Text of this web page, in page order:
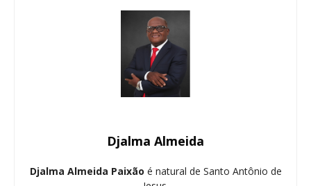
Djalma Almeida
Djalma Almeida Paixão é natural de Santo Antônio de